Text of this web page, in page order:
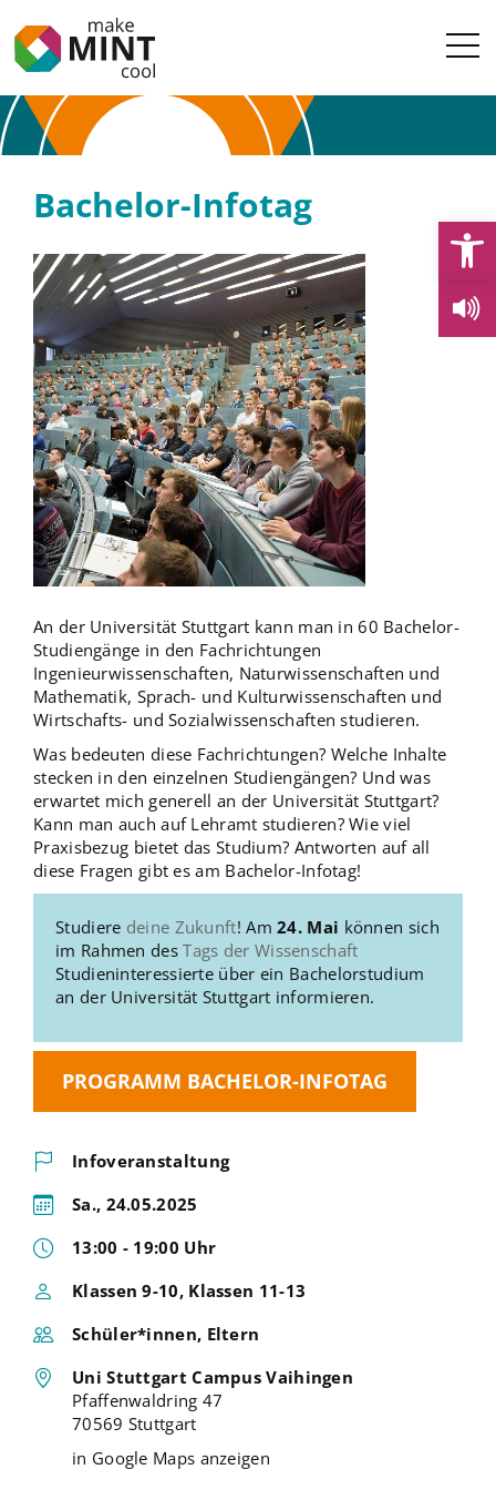
Bachelor-Infotag
An der Universität Stuttgart kann man in 60 Bachelor-
Studiengänge in den Fachrichtungen
Ingenieurwissenschaften, Naturwissenschaften und
Mathematik, Sprach- und Kulturwissenschaften und
Wirtschafts- und Sozialwissenschaften studieren.
Was bedeuten diese Fachrichtungen? Welche Inhalte
stecken in den einzelnen Studiengängen? Und was
erwartet mich generell an der Universität Stuttgart?
Kann man auch auf Lehramt studieren? Wie viel
Praxisbezug bietet das Studium? Antworten auf all
diese Fragen gibt es am Bachelor-Infotag!
Studiere deine Zukunft! Am 24. Mai können sich
im Rahmen desTags der Wissenschaft
Studieninteressierte über ein Bachelorstudium
an der Universität Stuttgart informieren.
PROGRAMM BACHELOR-INFOTAG
Infoveranstaltung
Sa., 24.05.2025
13:00 - 19:00 Uhr
Klassen 9-10, Klassen 11-13
Schüler*innen, Eltern
Uni Stuttgart Campus Vaihingen
Pfaffenwaldring 47
70569 Stuttgart
in Google Maps anzeigen